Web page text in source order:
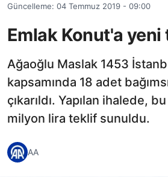
Güncelleme: 04 Temmuz 2019 - 09:00
Emlak Konut'a
Ağaoğlu Maslak 1453
kapsamında 18 adet
çıkarıldı. Yapılan ihalede,
milyon lira teklif sunuldu.
AA